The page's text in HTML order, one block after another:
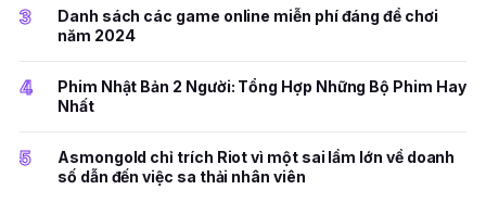
3
Danh sách các game online miễn phí đáng để chơi
năm 2024
4
Phim Nhật Bản 2 Người: Tổng Hợp Những Bộ Phim Hay
Nhất
5
Asmongold chỉ trích Riot vì một sai lầm lớn về doanh
số dẫn đến việc sa thải nhân viên